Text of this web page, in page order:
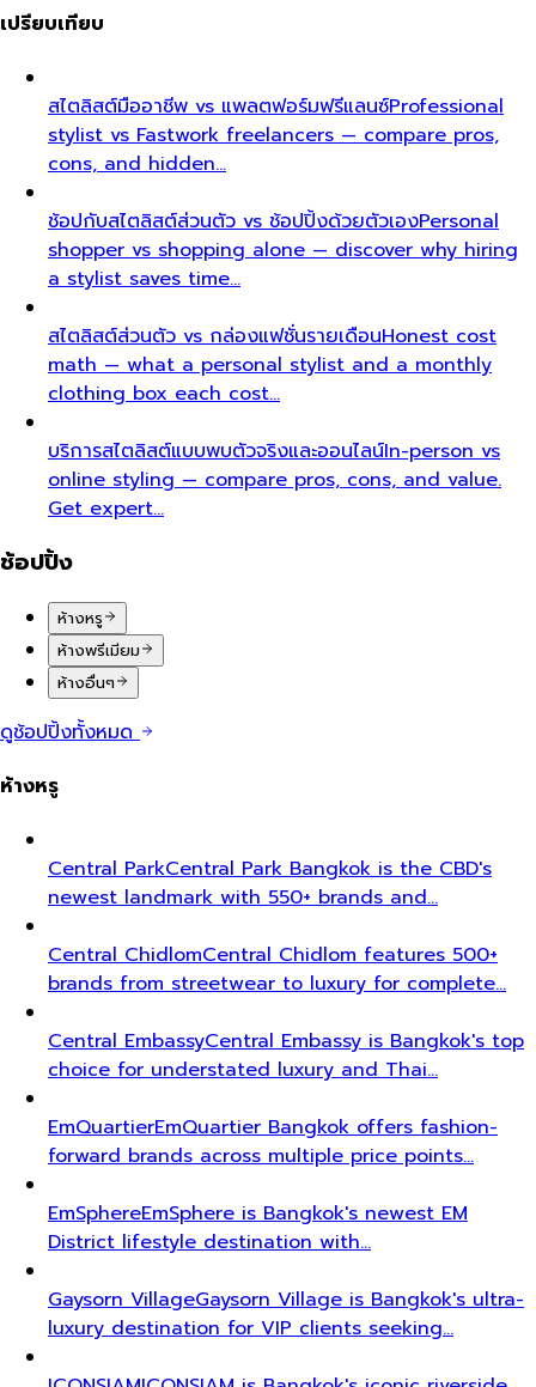
เปรียบเทียบ
สไตลิสต์มืออาชีพ vs แพลตฟอร์มฟรีแลนซ์Professional
stylist vs Fastwork freelancers — compare pros,
cons, and hidden…
ช้อปกับสไตลิสต์ส่วนตัว vs ช้อปปิ้งด้วยตัวเองPersonal
shopper vs shopping alone — discover why hiring
a stylist saves time…
สไตลิสต์ส่วนตัว vs กล่องแฟชั่นรายเดือนHonest cost
math — what a personal stylist and a monthly
clothing box each cost…
บริการสไตลิสต์แบบพบตัวจริงและออนไลน์In-person vs
online styling — compare pros, cons, and value.
Get expert…
ช้อปปิ้ง
ห้างหรู
ห้างพรีเมียม
ห้างอื่นๆ
ดูช้อปปิ้งทั้งหมด
ห้างหรู
Central ParkCentral Park Bangkok is the CBD's
newest landmark with 550+ brands and…
Central ChidlomCentral Chidlom features 500+
brands from streetwear to luxury for complete…
Central EmbassyCentral Embassy is Bangkok's top
choice for understated luxury and Thai…
EmQuartierEmQuartier Bangkok offers fashion-
forward brands across multiple price points…
EmSphereEmSphere is Bangkok's newest EM
District lifestyle destination with…
Gaysorn VillageGaysorn Village is Bangkok's ultra-
luxury destination for VIP clients seeking…